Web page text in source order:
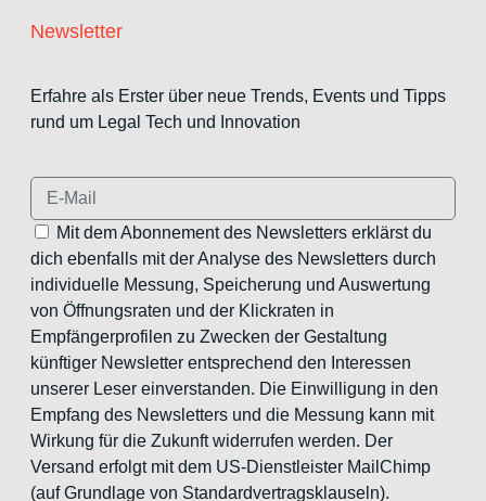
Newsletter
Erfahre als Erster über neue Trends, Events und Tipps
rund um Legal Tech und Innovation
Mit dem Abonnement des Newsletters erklärst du
dich ebenfalls mit der Analyse des Newsletters durch
individuelle Messung, Speicherung und Auswertung
von Öffnungsraten und der Klickraten in
Empfängerprofilen zu Zwecken der Gestaltung
künftiger Newsletter entsprechend den Interessen
unserer Leser einverstanden. Die Einwilligung in den
Empfang des Newsletters und die Messung kann mit
Wirkung für die Zukunft widerrufen werden. Der
Versand erfolgt mit dem US-Dienstleister MailChimp
(auf Grundlage von Standardvertragsklauseln).